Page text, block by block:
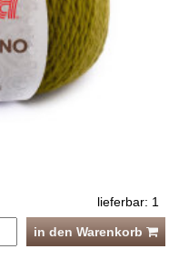
lieferbar: 1
in den Warenkorb